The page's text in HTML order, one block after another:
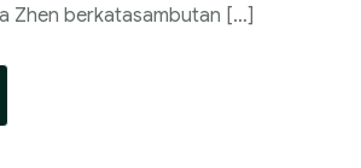
Zhen berkata‎sambutan […]